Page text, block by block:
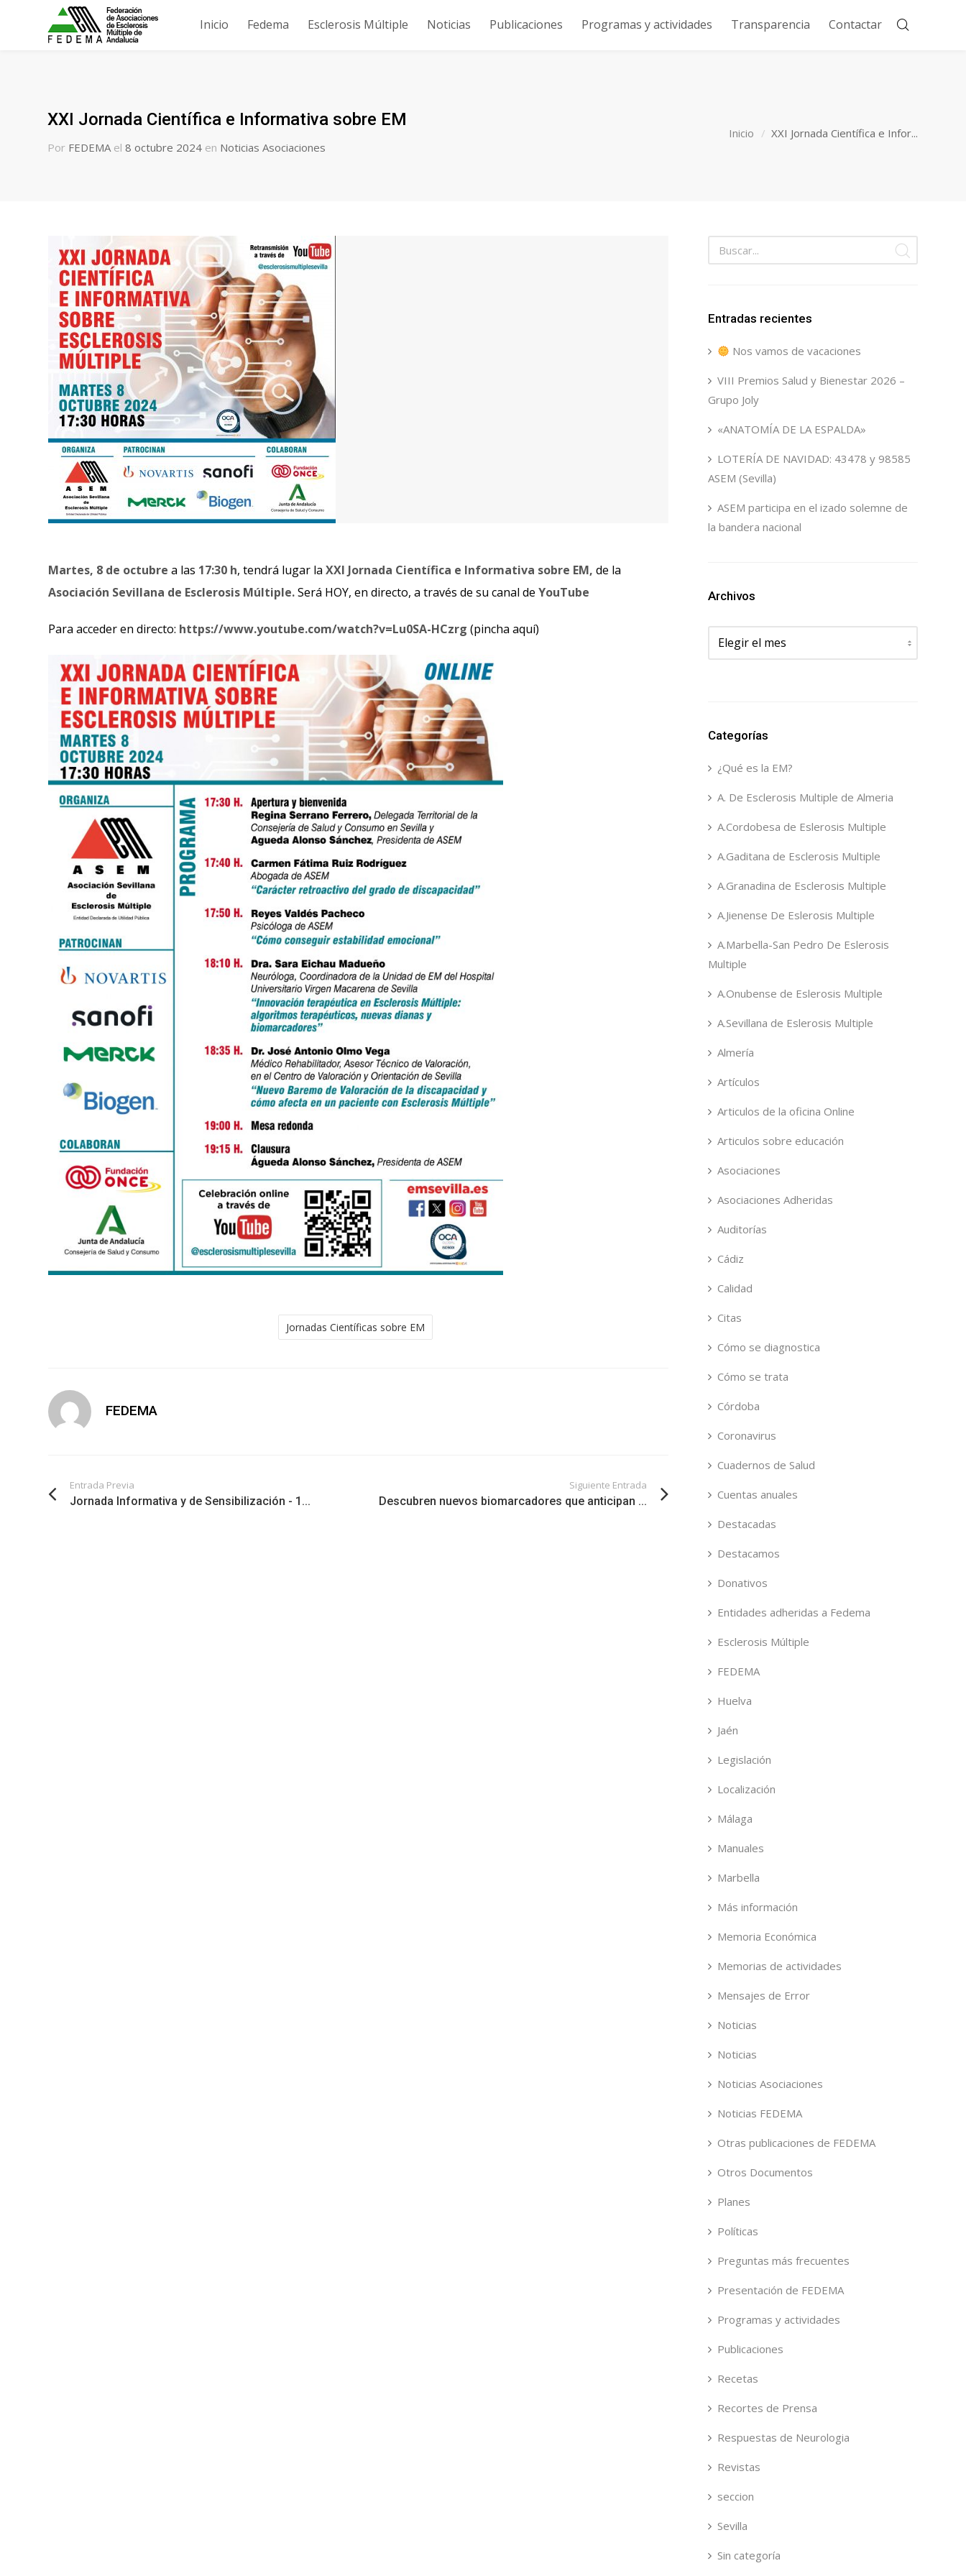
Inicio Fedema Esclerosis Múltiple Noticias Publicaciones Programas y actividades Transparencia Contactar
XXI Jornada Científica e Informativa sobre EM
Por FEDEMA el 8 octubre 2024 en Noticias Asociaciones
Inicio XXI Jornada Científica e Infor...
Martes, 8 de octubre a las 17:30 h, tendrá lugar la XXI Jornada Científica e Informativa sobre EM, de la
Asociación Sevillana de Esclerosis Múltiple.Será HOY, en directo, a través de su canal de YouTube
Para acceder en directo: https://www.youtube.com/watch?v=Lu0SA-HCzrg (pincha aquí)
Jornadas Científicas sobre EM
FEDEMA
Entrada Previa
Jornada Informativa y de Sensibilización - 1...
Siguiente Entrada
Descubren nuevos biomarcadores que anticipan ...
Entradas recientes
Nos vamos de vacaciones
VIII Premios Salud y Bienestar 2026 –
Grupo Joly
«ANATOMÍA DE LA ESPALDA»
LOTERÍA DE NAVIDAD: 43478 y 98585
ASEM (Sevilla)
ASEM participa en el izado solemne de
la bandera nacional
Archivos
Archivos
Categorías
¿Qué es la EM?
A. De Esclerosis Multiple de Almeria
A.Cordobesa de Eslerosis Multiple
A.Gaditana de Esclerosis Multiple
A.Granadina de Esclerosis Multiple
A.Jienense De Eslerosis Multiple
A.Marbella-San Pedro De Eslerosis
Multiple
A.Onubense de Eslerosis Multiple
A.Sevillana de Eslerosis Multiple
Almería
Artículos
Articulos de la oficina Online
Articulos sobre educación
Asociaciones
Asociaciones Adheridas
Auditorías
Cádiz
Calidad
Citas
Cómo se diagnostica
Cómo se trata
Córdoba
Coronavirus
Cuadernos de Salud
Cuentas anuales
Destacadas
Destacamos
Donativos
Entidades adheridas a Fedema
Esclerosis Múltiple
FEDEMA
Huelva
Jaén
Legislación
Localización
Málaga
Manuales
Marbella
Más información
Memoria Económica
Memorias de actividades
Mensajes de Error
Noticias
Noticias
Noticias Asociaciones
Noticias FEDEMA
Otras publicaciones de FEDEMA
Otros Documentos
Planes
Políticas
Preguntas más frecuentes
Presentación de FEDEMA
Programas y actividades
Publicaciones
Recetas
Recortes de Prensa
Respuestas de Neurologia
Revistas
seccion
Sevilla
Sin categoría